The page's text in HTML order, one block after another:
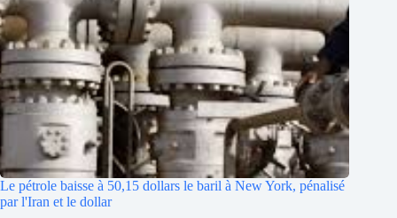
Le pétrole baisse à 50,15 dollars le baril à New York, pénalisé
par l'Iran et le dollar